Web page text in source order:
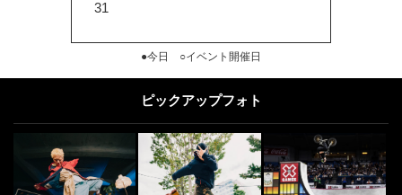
31
●今日 ○イベント開催日
ピックアップフォト